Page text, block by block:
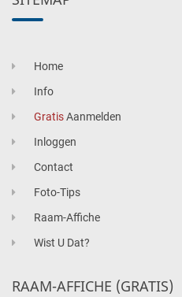
Home
Info
GratisAanmelden
Inloggen
Contact
Foto-Tips
Raam-Affiche
Wist U Dat?
RAAM-AFFICHE (GRATIS)